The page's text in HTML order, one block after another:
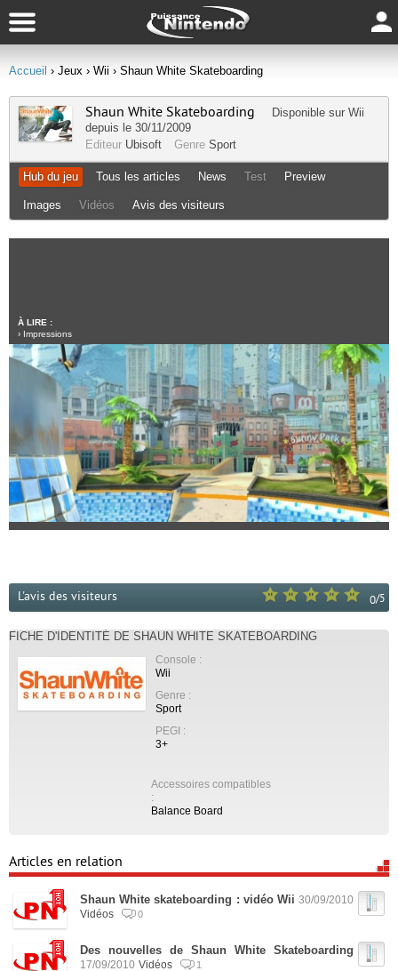
Accueil › Jeux › Wii › Shaun White Skateboarding
Shaun White Skateboarding Disponible sur Wii
depuis le 30/11/2009
Editeur Ubisoft Genre Sport
Hub du jeu Tous les articles News Test Preview
Images Vidéos Avis des visiteurs
À LIRE :
› Impressions
0/5
L'avis des visiteurs
FICHE D'IDENTITÉ DE SHAUN WHITE SKATEBOARDING
Console :
Wii
Genre :
Sport
PEGI :
3+
Accessoires compatibles
:
Balance Board
Articles en relation
Shaun White skateboarding : vidéo Wii 30/09/2010
Vidéos
0
Des nouvelles de Shaun White Skateboarding
17/09/2010 Vidéos 1